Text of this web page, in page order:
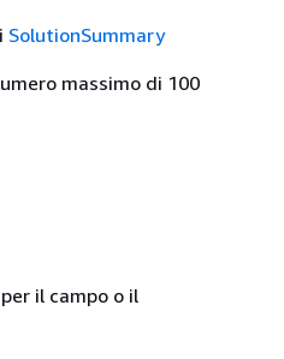
SolutionSummary
massimo di 100
il campo o il